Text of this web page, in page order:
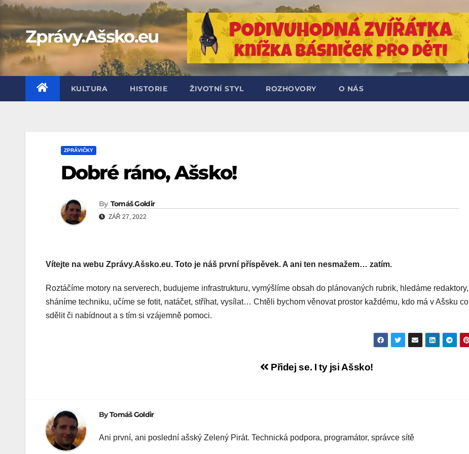
Skip
contentZprávy.Ašsko.eu
KULTURA HISTORIE ŽIVOTNÍ STYL ROZHOVORY O NÁS
ZPRÁVIČKY
Dobré ráno, Ašsko!
By Tomáš Goldir
ZÁŘ 27, 2022
Vítejte na webu Zprávy.Ašsko.eu. Toto je náš první příspěvek. A ani ten nesmažem… zatím.
Roztáčíme motory na serverech, budujeme infrastrukturu, vymýšlíme obsah do plánovaných rubrik, hledáme redaktory,
sháníme techniku, učíme se fotit, natáčet, stříhat, vysílat… Chtěli bychom věnovat prostor každému, kdo má v Ašsku co
sdělit či nabídnout a s tím si vzájemně pomoci.
příspěvek
Přidej se. I ty jsi Ašsko!
ByTomáš Goldir
Ani první, ani poslední ašský Zelený Pirát. Technická podpora, programátor, správce sítě